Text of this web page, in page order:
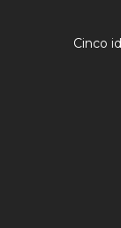
Cinco